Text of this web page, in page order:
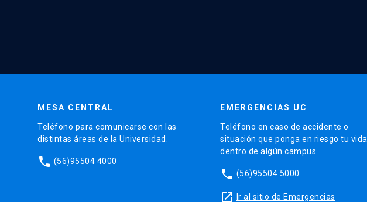
MESA CENTRAL
Teléfono para comunicarse con las
distintas áreas de la Universidad.
phone (56)95504 4000
EMERGENCIAS UC
Teléfono en caso de accidente o
situación que ponga en riesgo tu vida
dentro de algún campus.
phone (56)95504 5000
launch Ir al sitio de Emergencias